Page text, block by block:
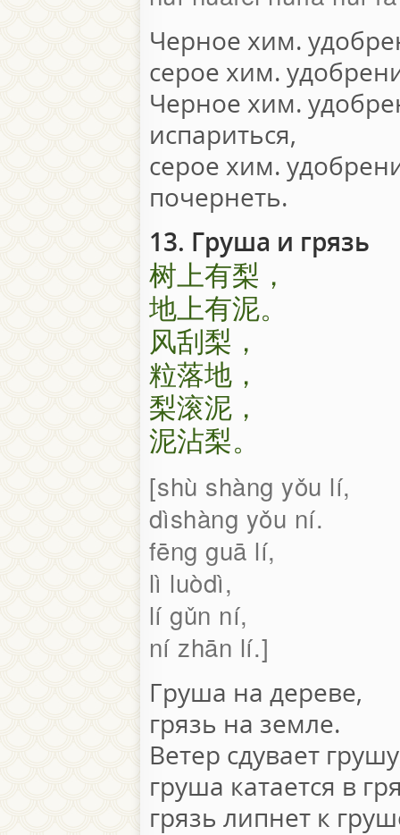
Черное хим.
серое хим.
Черное хим.
испариться,
серое хим.
почернеть.
13. Груша и грязь
树上有梨，
地上有泥。
风刮梨，
粒落地，
梨滚泥，
泥沾梨。
shù shàng yǒu lí,
dìshàng yǒu ní.
fēng guā lí,
lì luòdì,
lí gǔn ní,
ní zhān lí.
Груша на дереве,
грязь на земле.
Ветер сдувает
груша катается в
грязь липнет к